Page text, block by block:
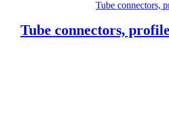
Tube connectors,